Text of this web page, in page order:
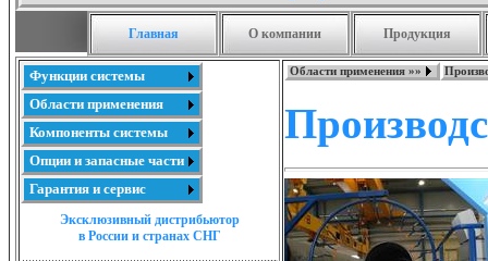
Главная О компании Продукция
Функции системы
Области применения
Компоненты системы
Опции и запасные части
Гарантия и сервис
Эксклюзивный дистрибьютор
в России и странах СНГ
Области применения »»